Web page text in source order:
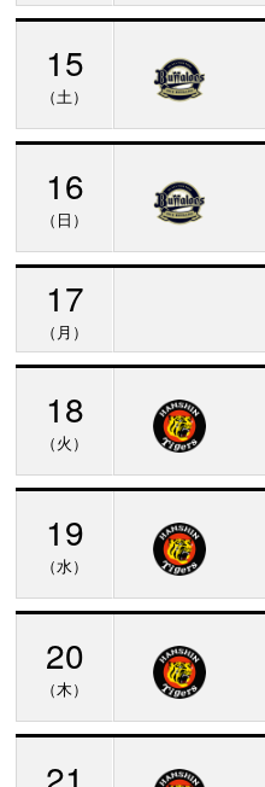
15
（土）
16
（日）
17
（月）
18
（火）
19
（水）
20
（木）
21